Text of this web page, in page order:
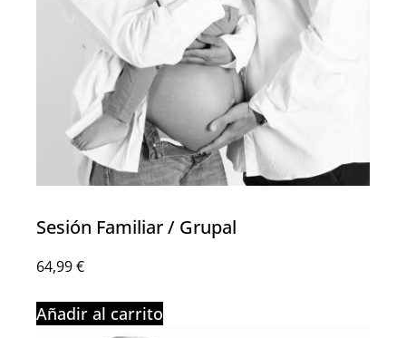
Sesión Familiar / Grupal
64,99€
Añadir al carrito